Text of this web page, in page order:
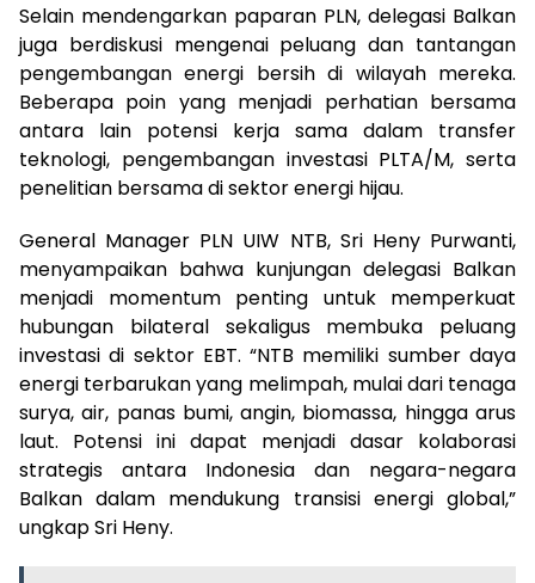
Selain mendengarkan paparan PLN, delegasi Balkan
juga berdiskusi mengenai peluang dan tantangan
pengembangan energi bersih di wilayah mereka.
Beberapa poin yang menjadi perhatian bersama
antara lain potensi kerja sama dalam transfer
teknologi, pengembangan investasi PLTA/M, serta
penelitian bersama di sektor energi hijau.
General Manager PLN UIW NTB, Sri Heny Purwanti,
menyampaikan bahwa kunjungan delegasi Balkan
menjadi momentum penting untuk memperkuat
hubungan bilateral sekaligus membuka peluang
investasi di sektor EBT. “NTB memiliki sumber daya
energi terbarukan yang melimpah, mulai dari tenaga
surya, air, panas bumi, angin, biomassa, hingga arus
laut. Potensi ini dapat menjadi dasar kolaborasi
strategis antara Indonesia dan negara-negara
Balkan dalam mendukung transisi energi global,”
ungkap Sri Heny.